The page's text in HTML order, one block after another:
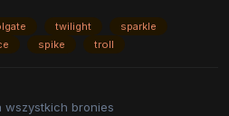
twilight
sparkle
spike troll
wszystkich bronies